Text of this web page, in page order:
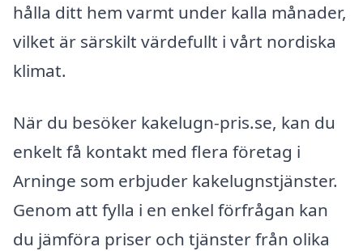
hålla ditt hem varmt under kalla månader,
vilket är särskilt värdefullt i vårt nordiska
klimat.
När du besöker kakelugn-pris.se, kan du
enkelt få kontakt med flera företag i
Arninge som erbjuder kakelugnstjänster.
Genom att fylla i en enkel förfrågan kan
du jämföra priser och tjänster från olika